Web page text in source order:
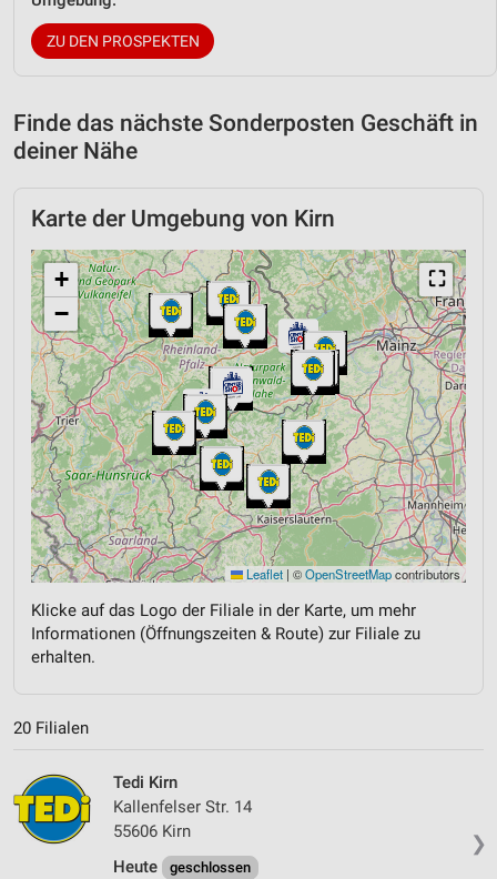
ZU DEN PROSPEKTEN
Finde das nächste Sonderposten Geschäft in
deiner Nähe
Karte der Umgebung von Kirn
⛶
+
−
Leaflet | ©OpenStreetMapcontributors
Klicke auf das Logo der Filiale in der Karte, um mehr
Informationen (Öffnungszeiten & Route) zur Filiale zu
erhalten.
20 Filialen
❯
Tedi Kirn
Kallenfelser Str. 14
55606 Kirn
Heute
geschlossen